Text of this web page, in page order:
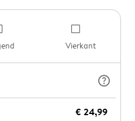
Vierkant
question_mark_circle
€ 24,99